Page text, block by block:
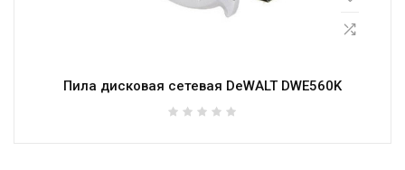
Пила дисковая сетевая DeWALT DWE560K